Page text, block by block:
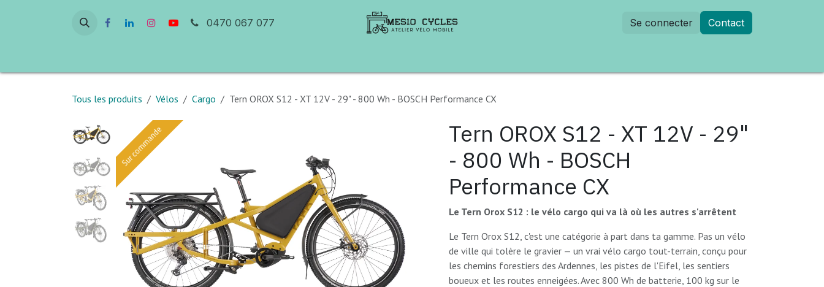
0470 067 077
Se connecter Contact
Tous les produits Vélos Cargo Tern OROX S12 - XT 12V - 29" - 800 Wh - BOSCH Performance CX
Sur commande
Sur commande
Tern OROX S12 - XT 12V - 29"
- 800 Wh - BOSCH
Performance CX
Le Tern Orox S12 : le vélo cargo qui va là où les autres s'arrêtent
Le Tern Orox S12, c'est une catégorie à part dans ta gamme. Pas un vélo
de ville qui tolère le gravier — un vrai vélo cargo tout-terrain, conçu pour
les chemins forestiers des Ardennes, les pistes de l'Eifel, les sentiers
boueux et les routes enneigées. Avec 800 Wh de batterie, 100 kg sur le